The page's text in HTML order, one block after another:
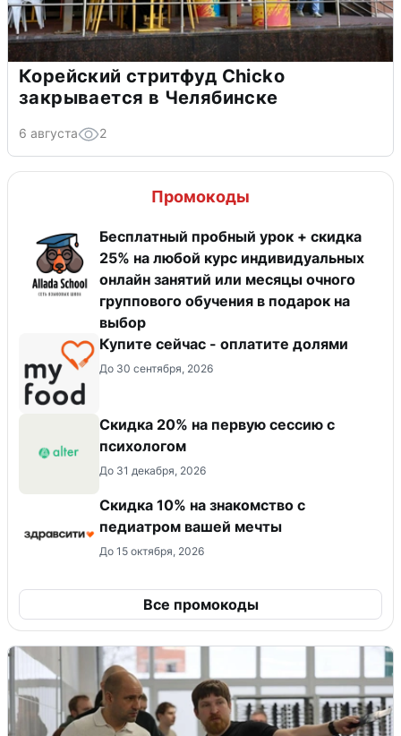
Корейский стритфуд Chicko
закрывается в Челябинске
6 августа 2
Промокоды
Бесплатный пробный урок + скидка
25% на любой курс индивидуальных
онлайн занятий или месяцы очного
группового обучения в подарок на
выбор
Купите сейчас - оплатите долями
До 30 сентября, 2026
Скидка 20% на первую сессию с
психологом
До 31 декабря, 2026
Скидка 10% на знакомство с
педиатром вашей мечты
До 15 октября, 2026
Все промокоды